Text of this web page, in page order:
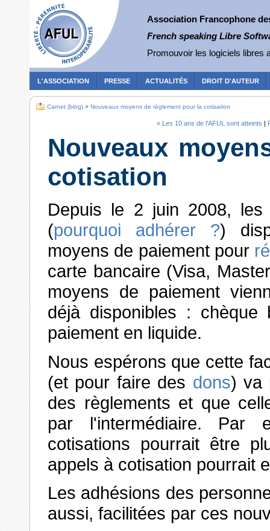
Association Francophone
French speaking Libre
Promouvoir les logiciels libres
L'ASSOCIATION PRESSE ACTUALITÉS DROIT D'AUTEUR
Carnet (blog) > Nouveaux moyens de règlement pour la cotisation
« Les 10 ans de l'AFUL sont atteints |
Nouveaux
cotisation
Depuis le 2 juin 2008, les
(pourquoi adhérer ?)
moyens de paiement pour
carte bancaire (Visa,
moyens de paiement
déjà disponibles : chèque
paiement en liquide.
Nous espérons que cette
(et pour faire des dons) va
des règlements et que
par l'intermédiaire. Par
cotisations pourrait être
appels à cotisation pourrait
Les adhésions des
aussi, facilitées par ces